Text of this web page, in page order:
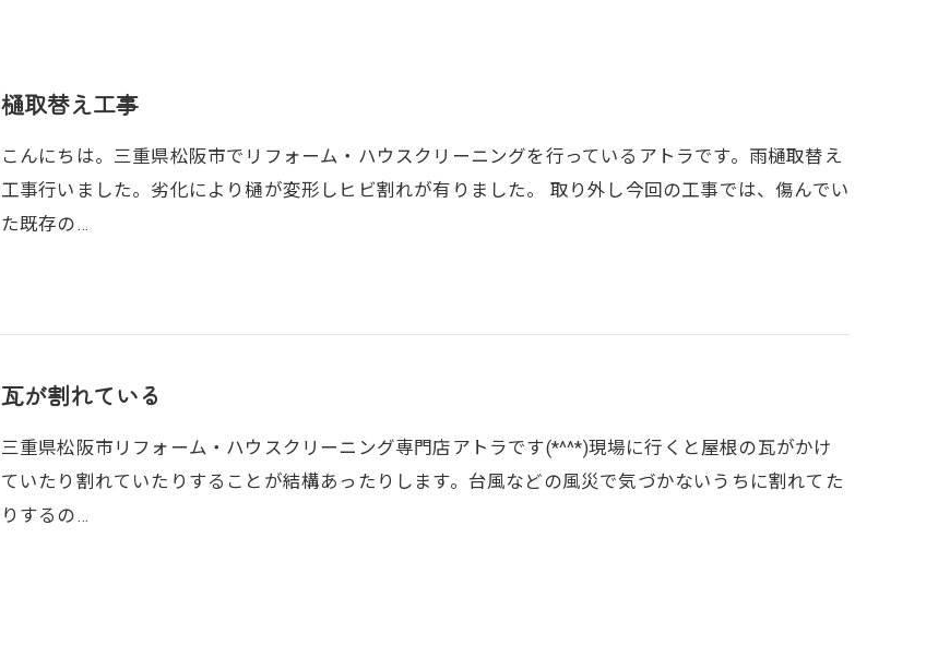
樋取替え工事
こんにちは。三重県松阪市でリフォーム・ハウスクリーニングを行っているアトラです。雨樋取替え
工事行いました。劣化により樋が変形しヒビ割れが有りました。 取り外し今回の工事では、傷んでい
た既存の…
瓦が割れている
三重県松阪市リフォーム・ハウスクリーニング専門店アトラです(*^^*)現場に行くと屋根の瓦がかけ
ていたり割れていたりすることが結構あったりします。台風などの風災で気づかないうちに割れてた
りするの…